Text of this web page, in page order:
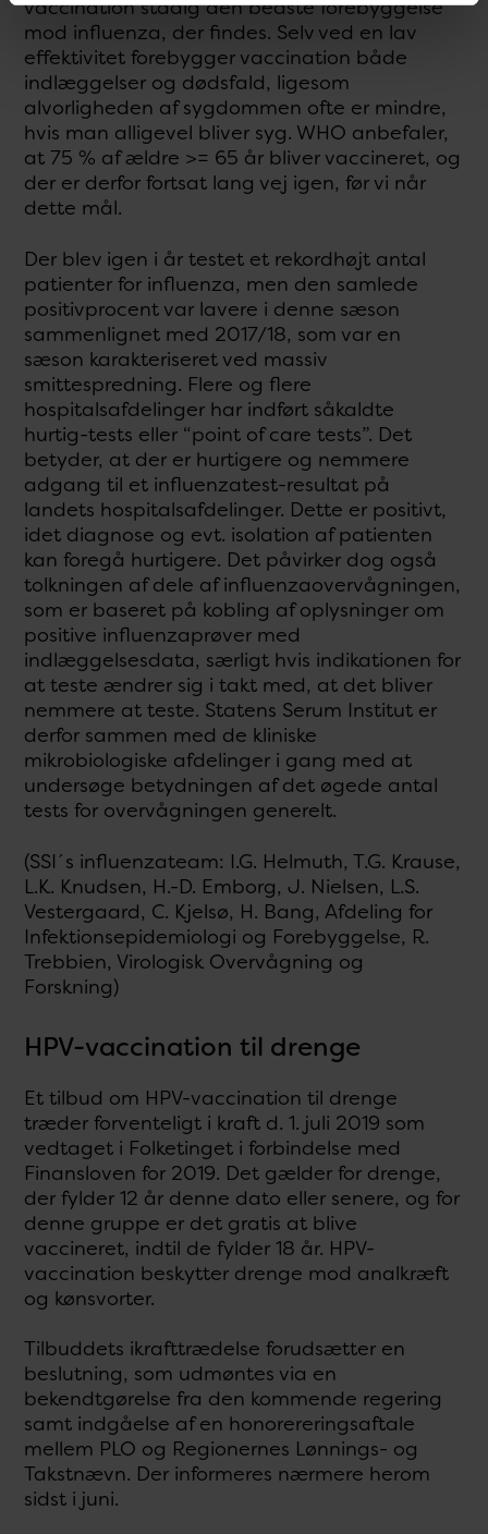
vaccination stadig den bedste forebyggelse
mod influenza, der findes. Selv ved en lav
effektivitet forebygger vaccination både
indlæggelser og dødsfald, ligesom
alvorligheden af sygdommen ofte er mindre,
hvis man alligevel bliver syg. WHO anbefaler,
at 75 % af ældre >= 65 år bliver vaccineret, og
der er derfor fortsat lang vej igen, før vi når
dette mål.
Der blev igen i år testet et rekordhøjt antal
patienter for influenza, men den samlede
positivprocent var lavere i denne sæson
sammenlignet med 2017/18, som var en
sæson karakteriseret ved massiv
smittespredning. Flere og flere
hospitalsafdelinger har indført såkaldte
hurtig-tests eller “point of care tests”. Det
betyder, at der er hurtigere og nemmere
adgang til et influenzatest-resultat på
landets hospitalsafdelinger. Dette er positivt,
idet diagnose og evt. isolation af patienten
kan foregå hurtigere. Det påvirker dog også
tolkningen af dele af influenzaovervågningen,
som er baseret på kobling af oplysninger om
positive influenzaprøver med
indlæggelsesdata, særligt hvis indikationen for
at teste ændrer sig i takt med, at det bliver
nemmere at teste. Statens Serum Institut er
derfor sammen med de kliniske
mikrobiologiske afdelinger i gang med at
undersøge betydningen af det øgede antal
tests for overvågningen generelt.
(SSI´s influenzateam: I.G. Helmuth, T.G. Krause,
L.K. Knudsen, H.-D. Emborg, J. Nielsen, L.S.
Vestergaard, C. Kjelsø, H. Bang, Afdeling for
Infektionsepidemiologi og Forebyggelse, R.
Trebbien, Virologisk Overvågning og
Forskning)
HPV-vaccination til drenge
Et tilbud om HPV-vaccination til drenge
træder forventeligt i kraft d. 1. juli 2019 som
vedtaget i Folketinget i forbindelse med
Finansloven for 2019. Det gælder for drenge,
der fylder 12 år denne dato eller senere, og for
denne gruppe er det gratis at blive
vaccineret, indtil de fylder 18 år. HPV-
vaccination beskytter drenge mod analkræft
og kønsvorter.
Tilbuddets ikrafttrædelse forudsætter en
beslutning, som udmøntes via en
bekendtgørelse fra den kommende regering
samt indgåelse af en honorereringsaftale
mellem PLO og Regionernes Lønnings- og
Takstnævn. Der informeres nærmere herom
sidst i juni.